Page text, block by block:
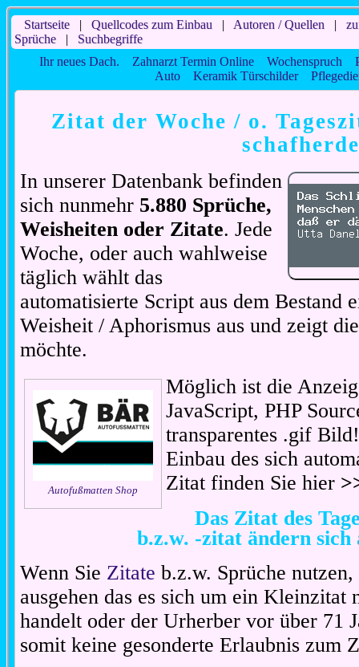
Startseite| Quellcodes zum Einbau | Autoren / Quellen |
Sprüche| Suchbegriffe
Ihr neues Dach.
Zahnarzt Termin Online Wochenspruch
Auto
Keramik Türschilder
Zitat der Woche / o.
schafherde
In unserer Datenbank befinden
sich nunmehr 5.880 Sprüche,
Weisheiten oder Zitate. Jede
Woche, oder auch wahlweise
täglich wählt das
automatisierte Script aus dem Bestand
Weisheit / Aphorismus aus und zeigt
möchte.
Autofußmatten Shop
Möglich ist die
JavaScript, PHP
transparentes .gif
Einbau des sich
Zitat finden Sie hier
Das Zitat des
b.z.w. -zitat ändern sich
Wenn Sie Zitate b.z.w. Sprüche
ausgehen das es sich um ein Kleinzitat
handelt oder der Urherber vor über 71
somit keine gesonderte Erlaubnis zum